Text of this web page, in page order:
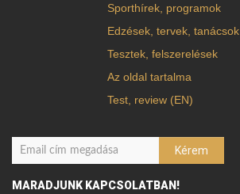
Sporthírek, programok
Edzések, tervek, tanácsok
Tesztek, felszerelések
Az oldal tartalma
Test, review (EN)
MARADJUNK KAPCSOLATBAN!